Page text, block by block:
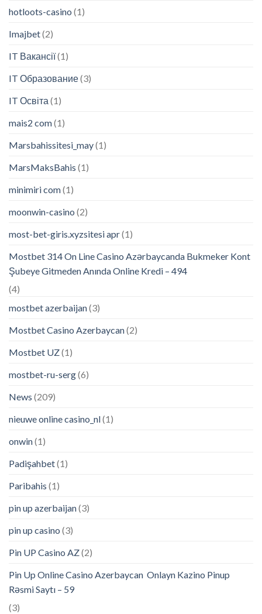
hotloots-casino (1)
Imajbet(2)
IT Вакансії(1)
IT Образование(3)
IT Освіта (1)
mais2 com(1)
Marsbahissitesi_may(1)
MarsMaksBahis (1)
minimiri com(1)
moonwin-casino (2)
most-bet-giris.xyzsitesi apr(1)
Mostbet 314 On Line Casino Azərbaycanda Bukmeker Kont
Şubeye Gitmeden Anında Online Kredi – 494
(4)
mostbet azerbaijan(3)
Mostbet Casino Azerbaycan(2)
Mostbet UZ(1)
mostbet-ru-serg(6)
News (209)
nieuwe online casino_nl(1)
onwin(1)
Padişahbet(1)
Paribahis (1)
pin up azerbaijan(3)
pin up casino (3)
Pin UP Casino AZ(2)
Pin Up Online Casino Azerbaycan ️ Onlayn Kazino Pinup
Rəsmi Saytı – 59
(3)